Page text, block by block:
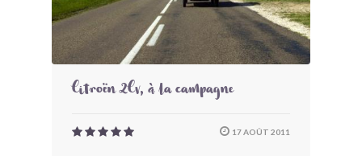
Citroën 2Cv, à la campagne
17 AOÛT 2011